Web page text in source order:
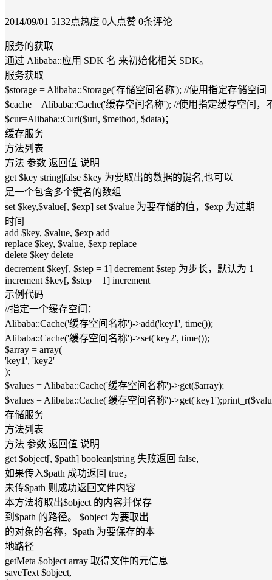
2014/09/01 5132点热度 0人点赞 0条评论
服务的获取
通过 Alibaba::应用 SDK 名 来初始化相关 SDK。
服务获取
$storage = Alibaba::Storage('存储空间名称'); //使用指定存储空间
$cache = Alibaba::Cache('缓存空间名称'); //使用指定缓存空间
$cur=Alibaba::Curl($url, $method, $data)；
缓存服务
方法列表
方法 参数 返回值 说明
get $key string|false $key 为要取出的数据的键名,也可以
是一个包含多个键名的数组
set $key,$value[, $exp] set $value 为要存储的值，$exp 为过期
时间
add $key, $value, $exp add
replace $key, $value, $exp replace
delete $key delete
decrement $key[, $step = 1] decrement $step 为步长，默认为 1
increment $key[, $step = 1] increment
示例代码
//指定一个缓存空间：
Alibaba::Cache('缓存空间名称')->add('key1', time());
Alibaba::Cache('缓存空间名称')->set('key2', time());
$array = array(
'key1', 'key2'
);
$values = Alibaba::Cache('缓存空间名称')->get($array);
$values = Alibaba::Cache('缓存空间名称')-
存储服务
方法列表
方法 参数 返回值 说明
get $object[, $path] boolean|string 失败返回 false,
如果传入$path 成功返回 true，
未传$path 则成功返回文件内容
本方法将取出$object 的内容并保存
到$path 的路径。 $object 为要取出
的对象的名称，$path 为要保存的本
地路径
getMeta $object array 取得文件的元信息
saveText $object,